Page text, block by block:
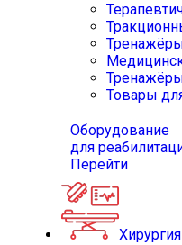
Товары
Оборудование
для
Перейти
Хирургия